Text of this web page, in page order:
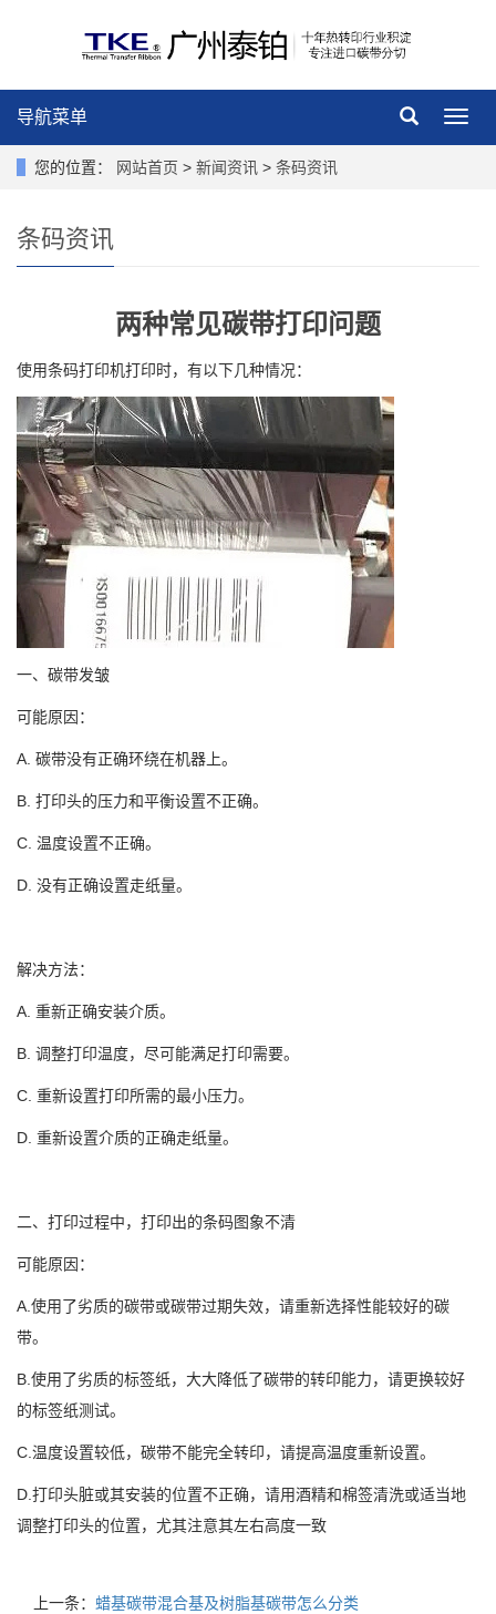
导
航
导航菜单
您的位置： 网站首页 > 新闻资讯 > 条码资讯
条码资讯
两种常见碳带打印问题
使用条码打印机打印时，有以下几种情况：
一、碳带发皱
可能原因：
A. 碳带没有正确环绕在机器上。
B. 打印头的压力和平衡设置不正确。
C. 温度设置不正确。
D. 没有正确设置走纸量。
解决方法：
A. 重新正确安装介质。
B. 调整打印温度，尽可能满足打印需要。
C. 重新设置打印所需的最小压力。
D. 重新设置介质的正确走纸量。
二、打印过程中，打印出的条码图象不清
可能原因：
A.使用了劣质的碳带或碳带过期失效，请重新选择性能较好的碳
带。
B.使用了劣质的标签纸，大大降低了碳带的转印能力，请更换较好
的标签纸测试。
C.温度设置较低，碳带不能完全转印，请提高温度重新设置。
D.打印头脏或其安装的位置不正确，请用酒精和棉签清洗或适当地
调整打印头的位置，尤其注意其左右高度一致
上一条： 蜡基碳带混合基及树脂基碳带怎么分类